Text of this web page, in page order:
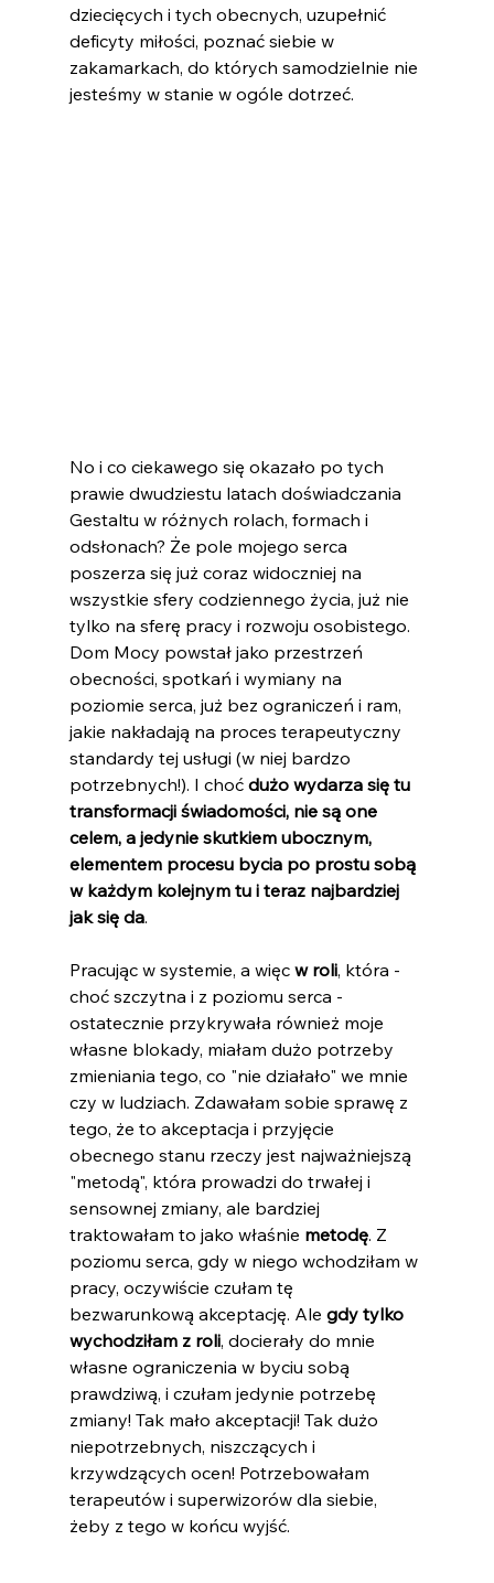
dziecięcych i tych obecnych, uzupełnić
deficyty miłości, poznać siebie w
zakamarkach, do których samodzielnie nie
jesteśmy w stanie w ogóle dotrzeć.
No i co ciekawego się okazało po tych
prawie dwudziestu latach doświadczania
Gestaltu w różnych rolach, formach i
odsłonach? Że pole mojego serca
poszerza się już coraz widoczniej na
wszystkie sfery codziennego życia, już nie
tylko na sferę pracy i rozwoju osobistego.
Dom Mocy powstał jako przestrzeń
obecności, spotkań i wymiany na
poziomie serca, już bez ograniczeń i ram,
jakie nakładają na proces terapeutyczny
standardy tej usługi (w niej bardzo
potrzebnych!). I choć dużo wydarza się tu
transformacji świadomości, nie są one
celem, a jedynie skutkiem ubocznym,
elementem procesu bycia po prostu sobą
w każdym kolejnym tu i teraz najbardziej
jak się da.
Pracując w systemie, a więc w roli, która -
choć szczytna i z poziomu serca -
ostatecznie przykrywała również moje
własne blokady, miałam dużo potrzeby
zmieniania tego, co "nie działało" we mnie
czy w ludziach. Zdawałam sobie sprawę z
tego, że to akceptacja i przyjęcie
obecnego stanu rzeczy jest najważniejszą
"metodą", która prowadzi do trwałej i
sensownej zmiany, ale bardziej
traktowałam to jako właśnie metodę. Z
poziomu serca, gdy w niego wchodziłam w
pracy, oczywiście czułam tę
bezwarunkową akceptację. Ale gdy tylko
wychodziłam z roli, docierały do mnie
własne ograniczenia w byciu sobą
prawdziwą, i czułam jedynie potrzebę
zmiany! Tak mało akceptacji! Tak dużo
niepotrzebnych, niszczących i
krzywdzących ocen! Potrzebowałam
terapeutów i superwizorów dla siebie,
żeby z tego w końcu wyjść.